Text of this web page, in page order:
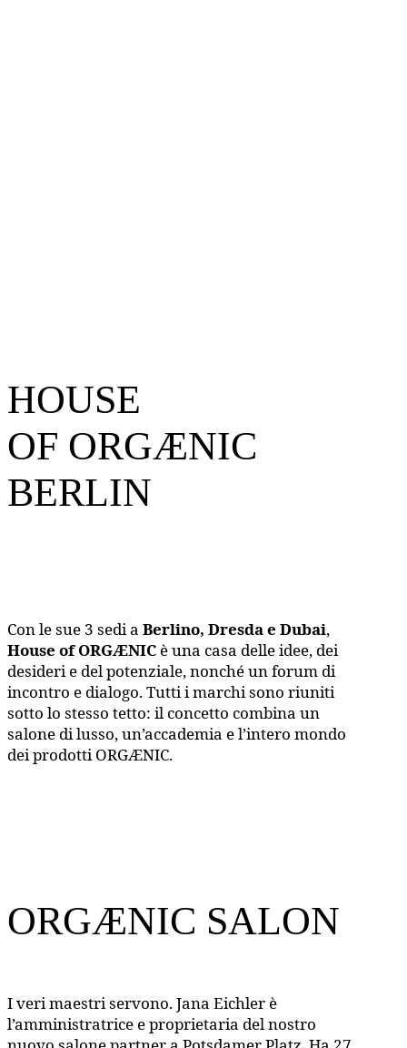
HOUSE
OF ORGÆNIC
BERLIN
Con le sue 3 sedi a Berlino, Dresda e Dubai,
House of ORGÆNIC è una casa delle idee, dei
desideri e del potenziale, nonché un forum di
incontro e dialogo. Tutti i marchi sono riuniti
sotto lo stesso tetto: il concetto combina un
salone di lusso, un’accademia e l’intero mondo
dei prodotti ORGÆNIC.
ORGÆNIC SALON
I veri maestri servono. Jana Eichler è
l’amministratrice e proprietaria del nostro